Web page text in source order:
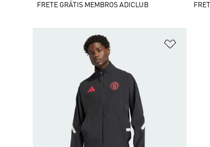
FRETE GRÁTIS MEMBROS ADICLUB